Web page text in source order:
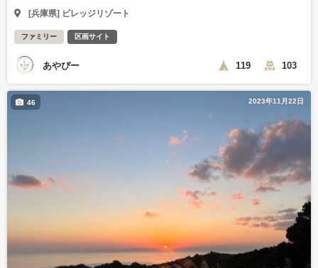
[兵庫県] ビレッジリゾート
ファミリー 区画サイト
あやぴー 119 103
2023年11月22日
46